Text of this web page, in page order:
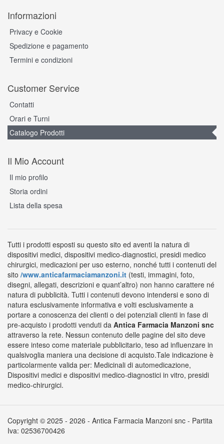
Informazioni
Privacy e Cookie
Spedizione e pagamento
Termini e condizioni
Customer Service
Contatti
Orari e Turni
Catalogo Prodotti
Il Mio Account
Il mio profilo
Storia ordini
Lista della spesa
Tutti i prodotti esposti su questo sito ed aventi la natura di
dispositivi medici, dispositivi medico-diagnostici, presidi medico
chirurgici, medicazioni per uso esterno, nonché tutti i contenuti del
sito /www.anticafarmaciamanzoni.it (testi, immagini, foto,
disegni, allegati, descrizioni e quant’altro) non hanno carattere né
natura di pubblicità. Tutti i contenuti devono intendersi e sono di
natura esclusivamente informativa e volti esclusivamente a
portare a conoscenza dei clienti o dei potenziali clienti in fase di
pre-acquisto i prodotti venduti da Antica Farmacia Manzoni snc
attraverso la rete. Nessun contenuto delle pagine del sito deve
essere inteso come materiale pubblicitario, teso ad influenzare in
qualsivoglia maniera una decisione di acquisto.Tale indicazione è
particolarmente valida per: Medicinali di automedicazione,
Dispositivi medici e dispositivi medico-diagnostici in vitro, presidi
medico-chirurgici.
Copyright © 2025 - 2026 - Antica Farmacia Manzoni snc - Partita
Iva: 02536700426